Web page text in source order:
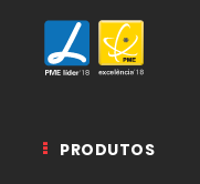
PRODUTOS